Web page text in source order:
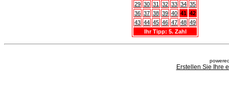
29 30 31 32 33 34 35
36 37 38 39 40 41 42
43 44 45 46 47 48 49
Ihr Tipp: 5. Zahl
Erstellen Sie Ihre